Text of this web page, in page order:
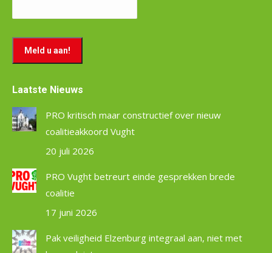
Laatste Nieuws
PRO kritisch maar constructief over nieuw
coalitieakkoord Vught
20 juli 2026
PRO Vught betreurt einde gesprekken brede
coalitie
17 juni 2026
Pak veiligheid Elzenburg integraal aan, niet met